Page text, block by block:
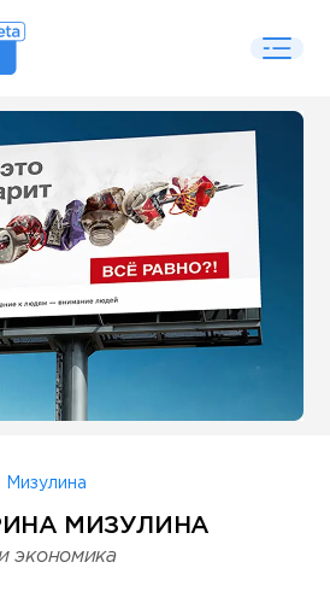
Мизулина
МИЗУЛИНА
экономика